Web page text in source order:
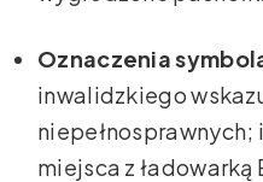
Oznaczenia
inwalidzkiego
niepełnosprawnych;
miejsca z ładowarką